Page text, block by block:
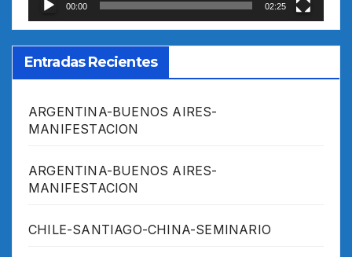
00:00 02:25
Entradas Recientes
ARGENTINA-BUENOS AIRES-
MANIFESTACION
ARGENTINA-BUENOS AIRES-
MANIFESTACION
CHILE-SANTIAGO-CHINA-SEMINARIO